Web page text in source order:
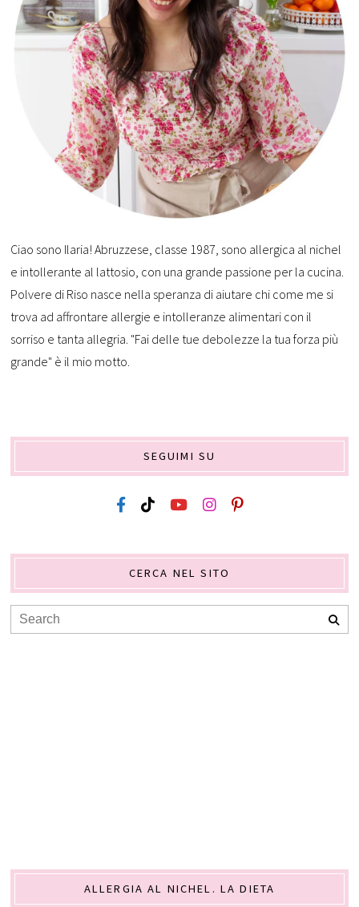
Ciao sono Ilaria! Abruzzese, classe 1987, sono allergica al nichel
e intollerante al lattosio, con una grande passione per la cucina.
Polvere di Riso nasce nella speranza di aiutare chi come me si
trova ad affrontare allergie e intolleranze alimentari con il
sorriso e tanta allegria. "Fai delle tue debolezze la tua forza più
grande" è il mio motto.
SEGUIMI SU
CERCA NEL SITO
ALLERGIA AL NICHEL. LA DIETA